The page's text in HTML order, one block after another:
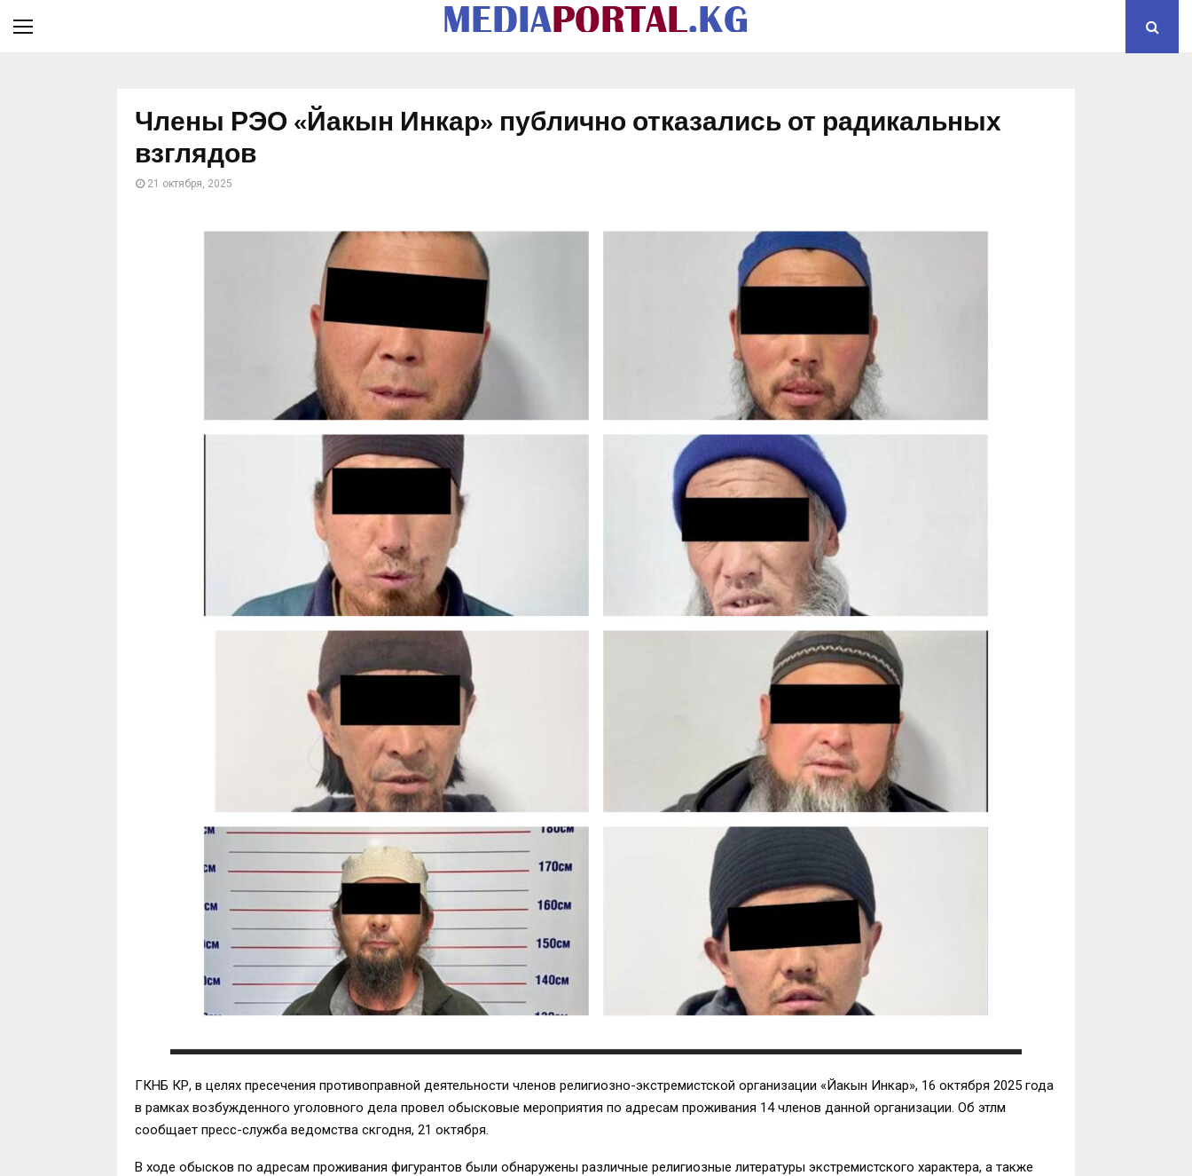
Члены РЭО «Йакын Инкар» публично отказались от радикальных
взглядов
21 октября, 2025
ГКНБ КР, в целях пресечения противоправной деятельности членов религиозно-экстремистской организации «Йакын Инкар», 16 октября 2025 года
в рамках возбужденного уголовного дела провел обысковые мероприятия по адресам проживания 14 членов данной организации. Об этлм
сообщает пресс-служба ведомства скгодня, 21 октября.
В ходе обысков по адресам проживания фигурантов были обнаружены различные религиозные литературы экстремистского характера, а также